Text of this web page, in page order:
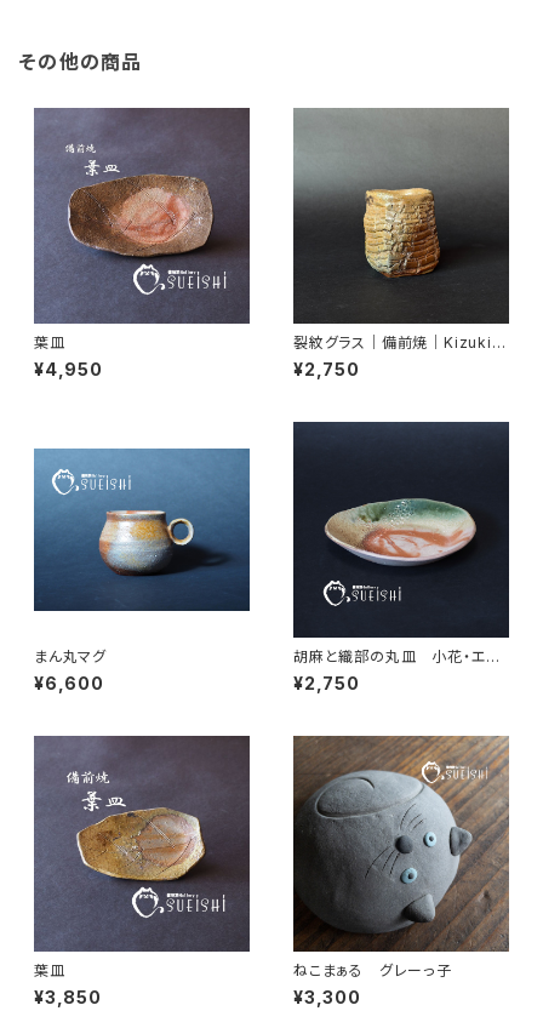
その他の商品
葉皿
¥4,950
裂紋グラス｜備前焼｜Kizuki
Miyako｜末石窯
¥2,750
まん丸マグ
¥6,600
胡麻と織部の丸皿 小花・エン
ジン
¥2,750
葉皿
¥3,850
ねこまぁる グレーっ子
¥3,300